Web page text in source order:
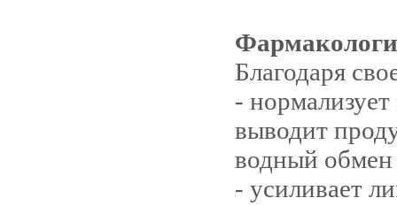
Благодаря
-
выводит
водный обмен
- усиливает